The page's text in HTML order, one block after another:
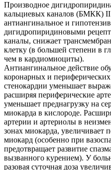
Производное
кальциевых каналов (БМКК) II
антиангинальное и
дигидропиридиновыми
каналы, снижает
клетку (в большей степени в
чем в кардиомиоциты).
Антиангинальное действие
коронарных и
стенокардии уменьшает
расширяя периферические
уменьшает преднагрузку на
миокарда в кислороде.
артерии и артериолы в
зонах миокарда, увеличивает
миокард (особенно при
предотвращает развитие
вызванного курением). У
разовая суточная доза